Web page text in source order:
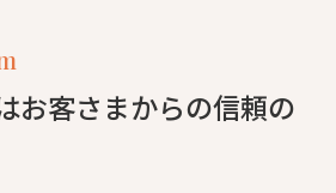
お客さまからの信頼の